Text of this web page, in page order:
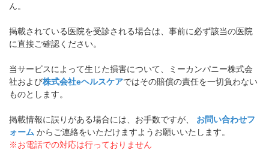
ん。
掲載されている医院を受診される場合は、事前に必ず該当の医院
に直接ご確認ください。
当サービスによって生じた損害について、ミーカンパニー株式会
社および株式会社eヘルスケアではその賠償の責任を一切負わない
ものとします。
掲載情報に誤りがある場合には、お手数ですが、
お問い合わせフ
ォーム からご連絡をいただけますようお願いいたします。
※お電話での対応は行っておりません